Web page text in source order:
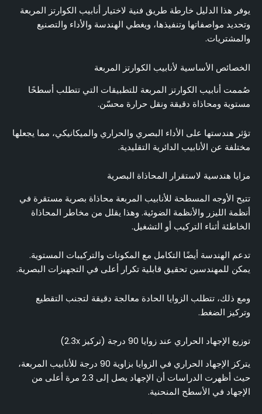
يوفر هذا الدليل خارطة طريق فنية لاختيار أنابيب الكوارتز المربعة
وتحديد مواصفاتها وتنفيذها، ويغطي الهندسة والأداء والتصنيع
والمشتريات.
الخصائص الأساسية لأنابيب الكوارتز المربعة
صُممت أنابيب الكوارتز المربعة للتطبيقات التي تتطلب أسطحًا
مستوية ومحاذاة دقيقة ونقل حرارة محسّن.
تؤثر هندستها على الأداء البصري والحراري والميكانيكي، مما يجعلها
مختلفة عن الأنابيب الدائرية التقليدية.
مزايا هندسية لاستقرار المحاذاة البصرية
تتيح الأوجه المسطحة للأنابيب المربعة محاذاة بصرية مستقرة في
أنظمة الليزر والأنظمة الضوئية. وهذا يقلل من مخاطر المحاذاة
الخاطئة أثناء التركيب أو التشغيل.
تدعم الهندسة أيضًا التكامل مع المكونات والتركيبات المستوية.
يمكن للمهندسين تحقيق قابلية تكرار أعلى في التجهيزات البصرية.
ومع ذلك، تتطلب الزوايا الحادة معالجة دقيقة لتجنب التقطيع
وتركيز الضغط.
توزيع الإجهاد الحراري عند زوايا 90 درجة (تركيز 2.3x)
يتركز الإجهاد الحراري في الزوايا بزاوية 90 درجة للأنابيب المربعة،
حيث أظهرت الدراسات أن الإجهاد يصل إلى 2.3 مرة أعلى من
الإجهاد في الأسطح المنحنية.